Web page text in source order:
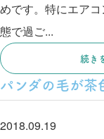
めです。特にエア
態で過ご...
続き
パンダの毛が茶
2018.09.19